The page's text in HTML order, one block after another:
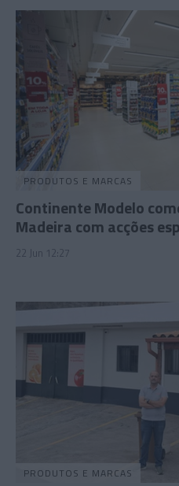
PRODUTOS E MARCAS
Continente Modelo
Madeira com acções
22 Jun 12:27
PRODUTOS E MARCAS